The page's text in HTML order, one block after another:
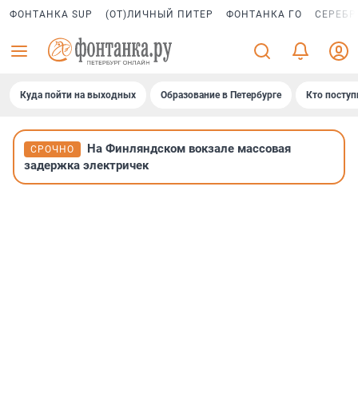
ФОНТАНКА SUP (ОТ)ЛИЧНЫЙ ПИТЕР ФОНТАНКА ГО
Куда пойти на выходных Образование в Петербурге Кто
СРОЧНО
На Финляндском вокзале массовая
задержка электричек